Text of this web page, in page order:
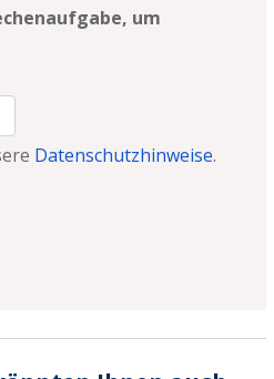
um
Datenschutzhinweise.